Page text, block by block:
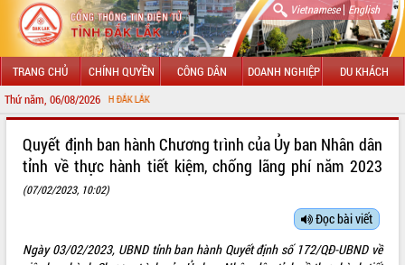
Vietnamese| English
TRANG CHỦ CHÍNH QUYỀN CÔNG DÂN DOANH NGHIỆP DU KHÁCH
Thứ năm, 06/08/2026
LÃNH ĐẠO UBND TỈNH
SỞ, BAN, NGÀNH
Quyết định ban hành Chương trình của Ủy ban Nhân dân
tỉnh về thực hành tiết kiệm, chống lãng phí năm 2023
(07/02/2023, 10:02)
Đọc bài viết
Ngày 03/02/2023, UBND tỉnh ban hành Quyết định số 172/QĐ-UBND về